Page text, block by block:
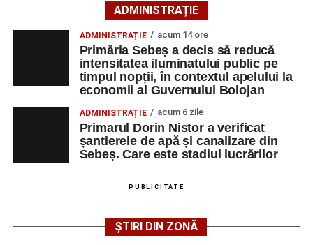
Primăria Sebeș a decis să reducă intensitatea
iluminatului public pe timpul nopții, în contextul
apelului la economii al Guvernului Bolojan
Duminică, 23 august 2026, Râpa Roșie găzduiește
cea de-a III-a ediție a concursului „CicloAventurier
de Sebeș”
Primul concert din cadrul String Symphonic Camp
2026 a adus emoție și aplauze la Sebeș
au venit la Sebeș și au susținut un recital apreciat de
tinerilor muzicieni și munca depusă în cadrul taberei, iar
spectatorii au răsplătit prestațiile cu aplauze îndelungate.
ADMINISTRAȚIE
ADMINISTRAȚIE acum 14 ore
Primăria Sebeș a decis să reducă
intensitatea iluminatului public pe
timpul nopții, în contextul apelului la
economii al Guvernului Bolojan
ADMINISTRAȚIE acum 6 zile
Primarul Dorin Nistor a verificat
șantierele de apă și canalizare din
Sebeș. Care este stadiul lucrărilor
PUBLICITATE
ȘTIRI DIN ZONĂ